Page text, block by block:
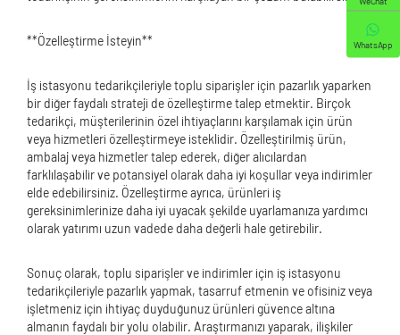
**Özelleştirme İsteyin**
İş istasyonu tedarikçileriyle toplu siparişler için pazarlık yaparken
bir diğer faydalı strateji de özelleştirme talep etmektir. Birçok
tedarikçi, müşterilerinin özel ihtiyaçlarını karşılamak için ürün
veya hizmetleri özelleştirmeye isteklidir. Özelleştirilmiş ürün,
ambalaj veya hizmetler talep ederek, diğer alıcılardan
farklılaşabilir ve potansiyel olarak daha iyi koşullar veya indirimler
elde edebilirsiniz. Özelleştirme ayrıca, ürünleri iş
gereksinimlerinize daha iyi uyacak şekilde uyarlamanıza yardımcı
olarak yatırımı uzun vadede daha değerli hale getirebilir.
Sonuç olarak, toplu siparişler ve indirimler için iş istasyonu
tedarikçileriyle pazarlık yapmak, tasarruf etmenin ve ofisiniz veya
işletmeniz için ihtiyaç duyduğunuz ürünleri güvence altına
almanın faydalı bir yolu olabilir. Araştırmanızı yaparak, ilişkiler
WhatsApp